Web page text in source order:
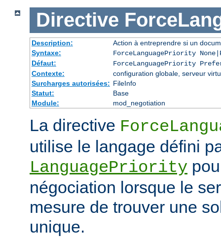
Directive
Description:
Action à entreprendre si un
Syntaxe:
ForceLanguagePriority
Défaut:
ForceLanguagePriority
Contexte:
configuration globale, serveur
Surcharges autorisées: FileInfo
Statut:
Base
Module:
mod_negotiation
La directive
utilise le langage défini
LanguagePriority
négociation lorsque le
mesure de trouver une
unique.